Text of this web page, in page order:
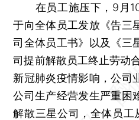
在员工施压下，9月10
于向全体员工发放《告三
司全体员工书》以及《三
司提前解散员工终止劳动
新冠肺炎疫情影响，公司
公司生产经营发生严重困
解散三星公司，全体员